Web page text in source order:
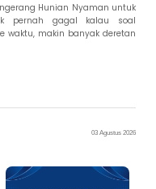
Hunian Nyaman untuk
pernah gagal kalau soal
waktu, makin banyak deretan
03 Agustus 2026